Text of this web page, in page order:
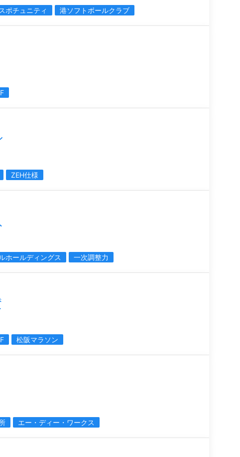
スポチュニティ 港ソフトボールクラブ
ZEH仕様
ホールディングス 一次調整力
松阪マラソン
エー・ディー・ワークス